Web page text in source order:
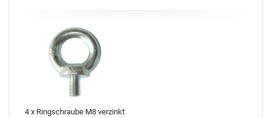
4 x Ringschraube M8 verzinkt